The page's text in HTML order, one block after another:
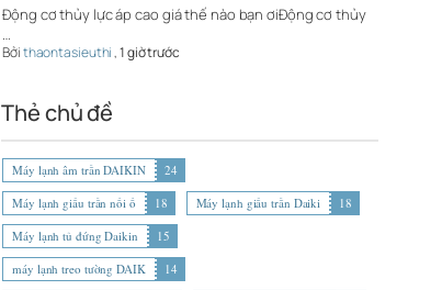
Động cơ thủy lực áp cao giá thế nào bạn ơiĐộng cơ thủy
…
Bởithaontasieuthi,1 giờ trước
Thẻ chủ đề
Máy lạnh âm trần DAIKIN
24
Máy lạnh giấu trần nối ố
18 Máy lạnh giấu trần Daiki
18
Máy lạnh tủ đứng Daikin
15
máy lạnh treo tường DAIK
14